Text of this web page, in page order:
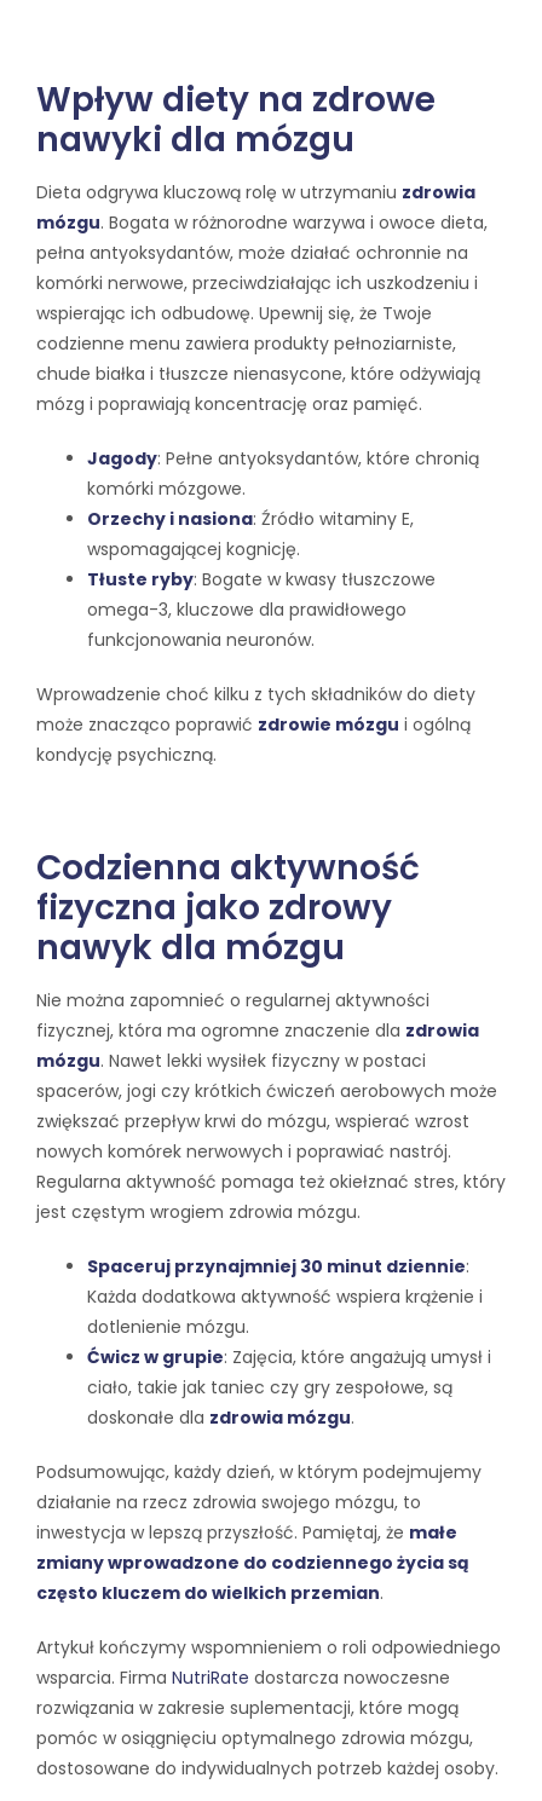
Wpływ diety na zdrowe
nawyki dla mózgu
Dieta odgrywa kluczową rolę w utrzymaniu zdrowia
mózgu. Bogata w różnorodne warzywa i owoce dieta,
pełna antyoksydantów, może działać ochronnie na
komórki nerwowe, przeciwdziałając ich uszkodzeniu i
wspierając ich odbudowę. Upewnij się, że Twoje
codzienne menu zawiera produkty pełnoziarniste,
chude białka i tłuszcze nienasycone, które odżywiają
mózg i poprawiają koncentrację oraz pamięć.
Jagody: Pełne antyoksydantów, które chronią
komórki mózgowe.
Orzechy i nasiona: Źródło witaminy E,
wspomagającej kognicję.
Tłuste ryby: Bogate w kwasy tłuszczowe
omega-3, kluczowe dla prawidłowego
funkcjonowania neuronów.
Wprowadzenie choć kilku z tych składników do diety
może znacząco poprawić zdrowie mózgu i ogólną
kondycję psychiczną.
Codzienna aktywność
fizyczna jako zdrowy
nawyk dla mózgu
Nie można zapomnieć o regularnej aktywności
fizycznej, która ma ogromne znaczenie dla zdrowia
mózgu. Nawet lekki wysiłek fizyczny w postaci
spacerów, jogi czy krótkich ćwiczeń aerobowych może
zwiększać przepływ krwi do mózgu, wspierać wzrost
nowych komórek nerwowych i poprawiać nastrój.
Regularna aktywność pomaga też okiełznać stres, który
jest częstym wrogiem zdrowia mózgu.
Spaceruj przynajmniej 30 minut dziennie:
Każda dodatkowa aktywność wspiera krążenie i
dotlenienie mózgu.
Ćwicz w grupie: Zajęcia, które angażują umysł i
ciało, takie jak taniec czy gry zespołowe, są
doskonałe dla zdrowia mózgu.
Podsumowując, każdy dzień, w którym podejmujemy
działanie na rzecz zdrowia swojego mózgu, to
inwestycja w lepszą przyszłość. Pamiętaj, że małe
zmiany wprowadzone do codziennego życia są
często kluczem do wielkich przemian.
Artykuł kończymy wspomnieniem o roli odpowiedniego
wsparcia. Firma NutriRate dostarcza nowoczesne
rozwiązania w zakresie suplementacji, które mogą
pomóc w osiągnięciu optymalnego zdrowia mózgu,
dostosowane do indywidualnych potrzeb każdej osoby.